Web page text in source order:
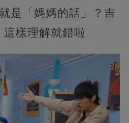
是「媽媽的話」？吉
樣理解就錯啦